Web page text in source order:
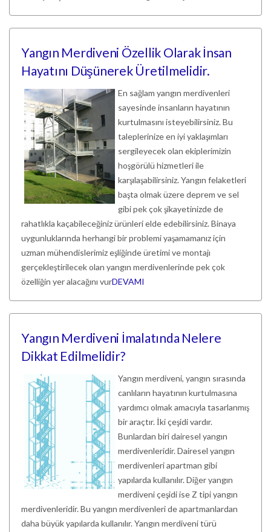
Yangın Merdiveni Özellik Olarak İnsan
Hayatını Düşünerek Üretilmelidir.
En sağlam yangın merdivenleri
sayesinde insanların hayatının
kurtulmasını isteyebilirsiniz. Bu
taleplerinize en iyi yaklaşımları
sergileyecek olan ekiplerimizin
hoşgörülü hizmetleri ile
karşılaşabilirsiniz. Yangın felaketleri
başta olmak üzere deprem ve sel
gibi pek çok şikayetinizde de
rahatlıkla kaçabileceğiniz ürünleri elde edebilirsiniz. Binaya
uygunluklarında herhangi bir problemi yaşamamanız için
uzman mühendislerimiz eşliğinde üretimi ve montajı
gerçekleştirilecek olan yangın merdivenlerinde pek çok
özelliğin yer alacağını vurDEVAMI
Yangın Merdiveni İmalatında Nelere
Dikkat Edilmelidir?
Yangın merdiveni, yangın sırasında
canlıların hayatının kurtulmasına
yardımcı olmak amacıyla tasarlanmış
bir araçtır. İki çeşidi vardır.
Bunlardan biri dairesel yangın
merdivenleridir. Dairesel yangın
merdivenleri apartman gibi
yapılarda kullanılır. Diğer yangın
merdiveni çeşidi ise Z tipi yangın
merdivenleridir. Bu yangın merdivenleri de apartmanlardan
daha büyük yapılarda kullanılır. Yangın merdiveni türü